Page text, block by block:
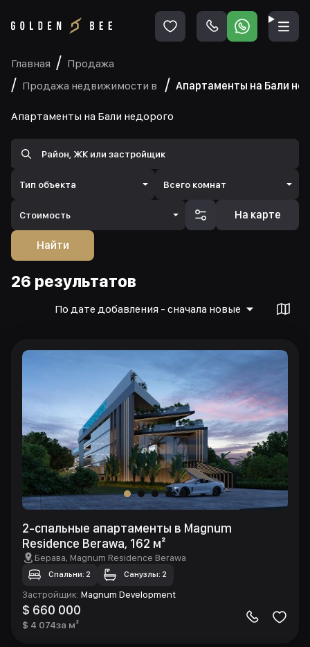
Главная
Продажа
Продажа недвижимости в
Апартаменты на Бали
Апартаменты на Бали недорого
Тип объекта Всего комнат
Стоимость На карте
Найти
26 результатов
По дате добавления - сначала новые
2-спальные апартаменты в Magnum
Residence Berawa, 162 м²
Берава, Magnum Residence Berawa
Спальни: 2 Санузлы: 2
Застройщик: Magnum Development
$ 660 000
$ 4 074за м²